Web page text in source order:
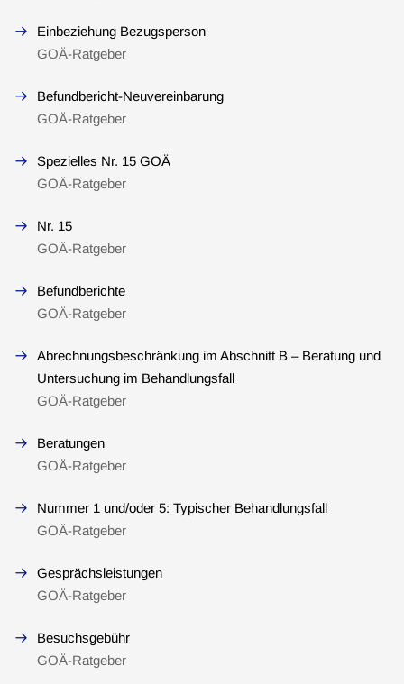
Einbeziehung Bezugsperson
GOÄ-Ratgeber
Befundbericht-Neuvereinbarung
GOÄ-Ratgeber
Spezielles Nr. 15 GOÄ
GOÄ-Ratgeber
Nr. 15
GOÄ-Ratgeber
Befundberichte
GOÄ-Ratgeber
Abrechnungsbeschränkung im Abschnitt B – Beratung und
Untersuchung im Behandlungsfall
GOÄ-Ratgeber
Beratungen
GOÄ-Ratgeber
Nummer 1 und/oder 5: Typischer Behandlungsfall
GOÄ-Ratgeber
Gesprächsleistungen
GOÄ-Ratgeber
Besuchsgebühr
GOÄ-Ratgeber